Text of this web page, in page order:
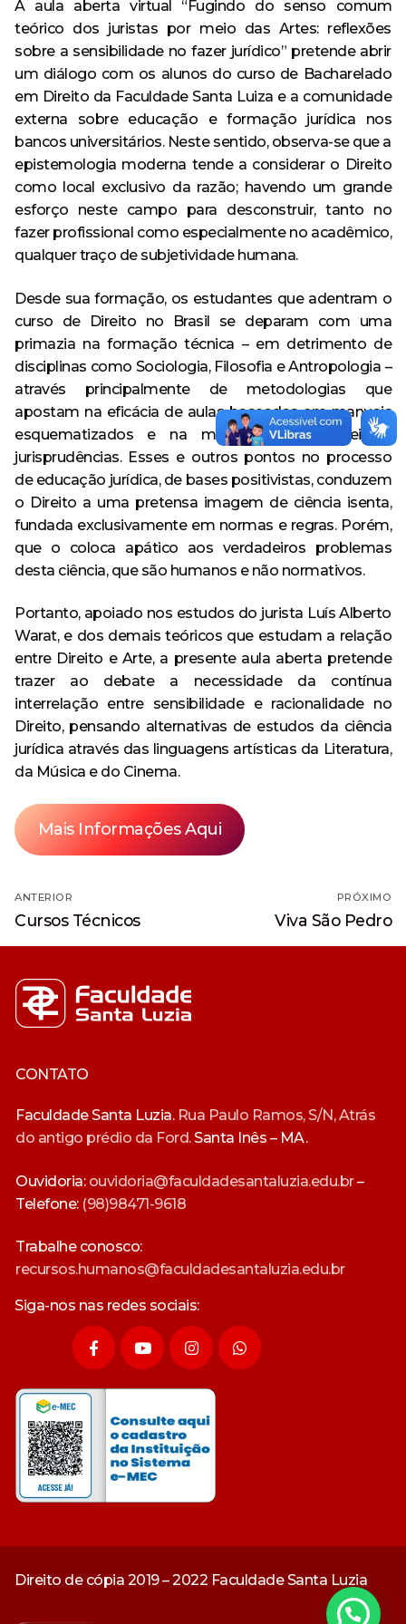
A aula aberta virtual “Fugindo do senso comum
teórico dos juristas por meio das Artes: reflexões
sobre a sensibilidade no fazer jurídico” pretende abrir
um diálogo com os alunos do curso de Bacharelado
em Direito da Faculdade Santa Luiza e a comunidade
externa sobre educação e formação jurídica nos
bancos universitários. Neste sentido, observa-se que a
epistemologia moderna tende a considerar o Direito
como local exclusivo da razão; havendo um grande
esforço neste campo para desconstruir, tanto no
fazer profissional como especialmente no acadêmico,
qualquer traço de subjetividade humana.
Desde sua formação, os estudantes que adentram o
curso de Direito no Brasil se deparam com uma
primazia na formação técnica – em detrimento de
disciplinas como Sociologia, Filosofia e Antropologia –
através principalmente de metodologias que
apostam na eficácia de aulas baseadas em manuais
esquematizados e na memorização de leis e
jurisprudências. Esses e outros pontos no processo
de educação jurídica, de bases positivistas, conduzem
o Direito a uma pretensa imagem de ciência isenta,
fundada exclusivamente em normas e regras. Porém,
que o coloca apático aos verdadeiros problemas
desta ciência, que são humanos e não normativos.
Portanto, apoiado nos estudos do jurista Luís Alberto
Warat, e dos demais teóricos que estudam a relação
entre Direito e Arte, a presente aula aberta pretende
trazer ao debate a necessidade da contínua
interrelação entre sensibilidade e racionalidade no
Direito, pensando alternativas de estudos da ciência
jurídica através das linguagens artísticas da Literatura,
da Música e do Cinema.
Mais Informações Aqui
Navegação
de
Post
ANTERIOR
Post
Cursos Técnicos
PRÓXIMO
Próximo
Viva São Pedro
CONTATO
Faculdade Santa Luzia. Rua Paulo Ramos, S/N, Atrás
do antigo prédio da Ford.Santa Inês – MA.
Ouvidoria: ouvidoria@faculdadesantaluzia.edu.br–
Telefone: (98)98471-9618
Trabalhe conosco:
recursos.humanos@faculdadesantaluzia.edu.br
Siga-nos nas redes sociais:
Direito de cópia 2019 – 2022 Faculdade Santa Luzia